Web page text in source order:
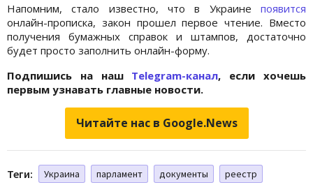
Напомним, стало известно, что в Украине появится
онлайн-прописка, закон прошел первое чтение. Вместо
получения бумажных справок и штампов, достаточно
будет просто заполнить онлайн-форму.
Подпишись на наш Telegram-канал, если хочешь
первым узнавать главные новости.
Читайте нас в Google.News
Теги: Украина парламент документы
реестр